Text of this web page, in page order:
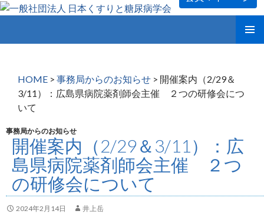
キ
ッ
HOME > 事務局からのお知らせ > 開催案内（2/29＆
3/11）：広島県病院薬剤師会主催 ２つの研修会につ
いて
事務局からのお知らせ
開催案内（2/29＆3/11）：広
島県病院薬剤師会主催 ２つ
の研修会について
2024年2月14日 井上岳